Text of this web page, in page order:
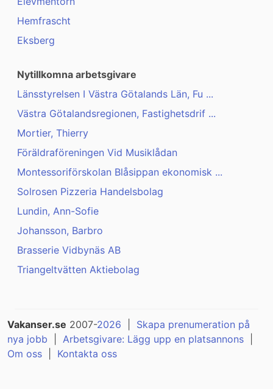
Hemfrascht
Eksberg
Nytillkomna arbetsgivare
Länsstyrelsen I Västra Götalands Län, Fu ...
Västra Götalandsregionen, Fastighetsdrif ...
Mortier, Thierry
Föräldraföreningen Vid Musiklådan
Montessoriförskolan Blåsippan ekonomisk ...
Solrosen Pizzeria Handelsbolag
Lundin, Ann-Sofie
Johansson, Barbro
Brasserie Vidbynäs AB
Triangeltvätten Aktiebolag
Vakanser.se 2007-2026
Skapa prenumeration på
nya jobb
Arbetsgivare: Lägg upp en platsannons
Om oss
Kontakta oss